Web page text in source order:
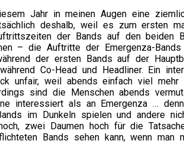
Jahr in meinen Augen eine
deshalb, weil es zum ersten
der Bands auf den beiden
– die Auftritte der Emergenza-Bands
der ersten Bands auf der
Co-Head und Headliner. Ein
unfair, weil abends einfach viel mehr
sind die Menschen abends
interessiert als an Emergenza …
im Dunkeln spielen und andere
zwei Daumen hoch für die
Bands sehen kann, wenn man